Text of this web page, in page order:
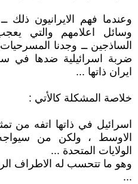
وعندما فهم الايرانيون
وسائل اعلامهم والتي
الساذجين ــ وجدنا
ضربة اسرائيلية ضدها في
ايران ذاتها ...
خلاصة المشكلة كالأتي :
اسرائيل في ذاتها اتفه من
الاوسط ، ولكن من
الولايات المتحدة ...
وهو ما تتحسب له الاطراف
...